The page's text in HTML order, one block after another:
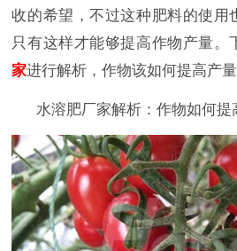
收的希望，不过这种肥料的使用
只有这样才能够提高作物产量。
家进行解析，作物该如何提高产量
水溶肥厂家解析：作物如何提